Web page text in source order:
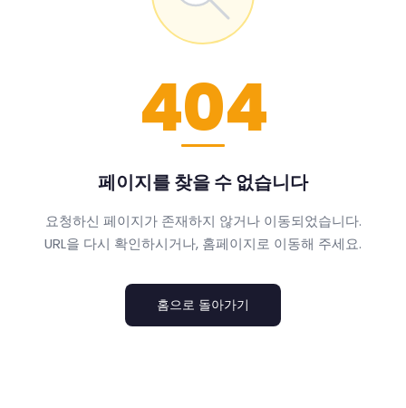
404
페이지를 찾을 수 없습니다
요청하신 페이지가 존재하지 않거나 이동되었습니다.
URL을 다시 확인하시거나, 홈페이지로 이동해 주세요.
홈으로 돌아가기